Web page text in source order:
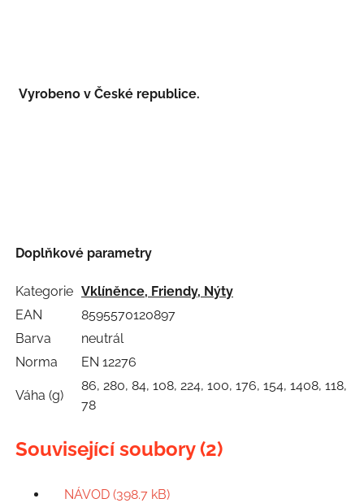
Vyrobeno v České republice.
Doplňkové parametry
Kategorie Vklíněnce, Friendy, Nýty
EAN
8595570120897
Barva
neutrál
Norma
EN 12276
Váha (g)
86, 280, 84, 108, 224, 100, 176, 154, 1408, 118,
78
Související soubory (2)
NÁVOD (398.7 kB)